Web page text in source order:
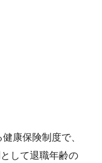
康保険制度で、
して退職年齢の